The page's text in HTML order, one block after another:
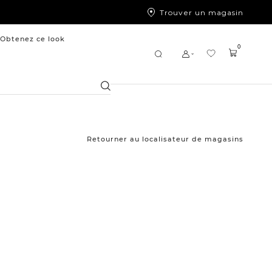
Trouver un magasin
Obtenez ce look
Chercher
0
Retourner au localisateur de magasins